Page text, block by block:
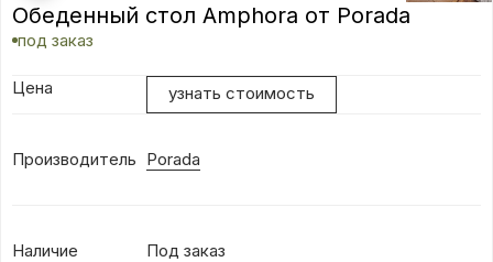
Обеденный стол Amphora от Porada
под заказ
Цена узнать стоимость
Производитель Porada
Наличие Под заказ